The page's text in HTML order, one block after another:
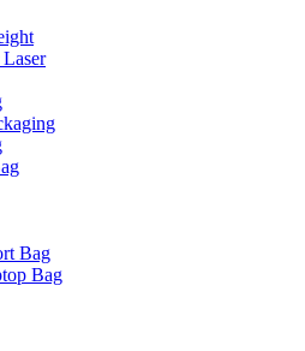
Bag
Bag